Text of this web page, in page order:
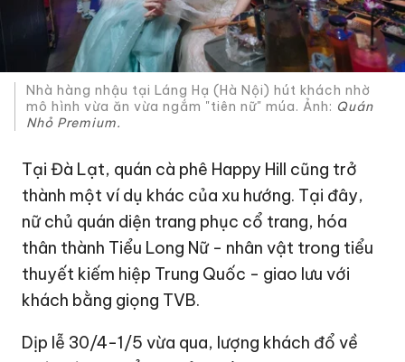
Nhà hàng nhậu tại Láng Hạ (Hà Nội) hút khách nhờ
mô hình vừa ăn vừa ngắm "tiên nữ" múa. Ảnh: Quán
Nhỏ Premium.
Tại Đà Lạt, quán cà phê Happy Hill cũng trở
thành một ví dụ khác của xu hướng. Tại đây,
nữ chủ quán diện trang phục cổ trang, hóa
thân thành Tiểu Long Nữ - nhân vật trong tiểu
thuyết kiếm hiệp Trung Quốc - giao lưu với
khách bằng giọng TVB.
Dịp lễ 30/4-1/5 vừa qua, lượng khách đổ về